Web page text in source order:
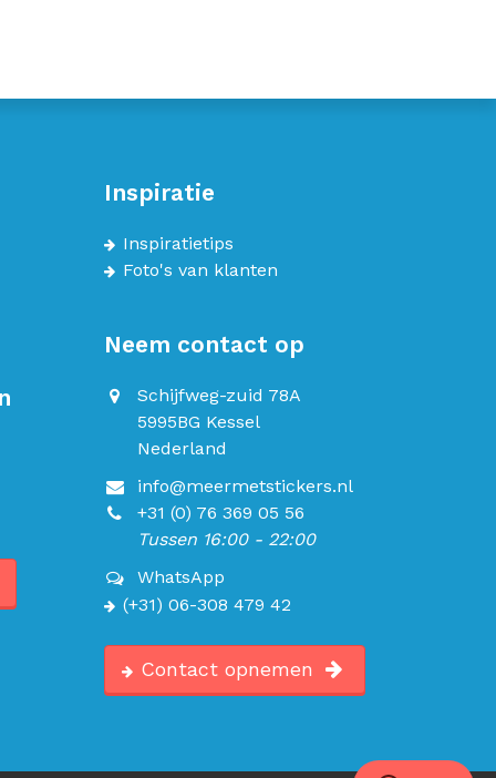
Inspiratie
Inspiratietips
Foto's van klanten
Neem contact op
Schijfweg-zuid 78A
5995BG Kessel
Nederland
info@meermetstickers.nl
+31 (0) 76 369 05 56
Tussen 16:00 - 22:00
WhatsApp
(+31) 06-308 479 42
Contact opnemen